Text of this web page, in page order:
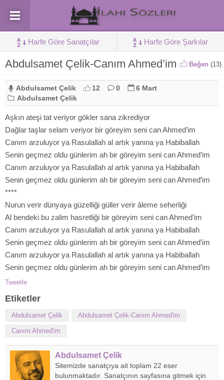
Harfe Göre Sanatçılar Harfe Göre Şarkılar
Abdulsamet Çelik-Canım Ahmed’im Beğen (13)
Abdulsamet Çelik 12 0
6 Mart
Abdulsamet Çelik
Aşkın ateşi tat veriyor gökler sana zikrediyor
Dağlar taşlar selam veriyor bir göreyim seni can Ahmed’im
Canım arzuluyor ya Rasulallah al artık yanına ya Habiballah
Senin geçmez oldu günlerim ah bir göreyim seni can Ahmed’im
Canım arzuluyor ya Rasulallah al artık yanına ya Habiballah
Senin geçmez oldu günlerim ah bir göreyim seni can Ahmed’im
****
Nurun verir dünyaya güzelliği güller verir âleme seherliği
Al bendeki bu zalim hasretliği bir göreyim seni can Ahmed’im
Canım arzuluyor ya Rasulallah al artık yanına ya Habiballah
Senin geçmez oldu günlerim ah bir göreyim seni can Ahmed’im
Canım arzuluyor ya Rasulallah al artık yanına ya Habiballah
Senin geçmez oldu günlerim ah bir göreyim seni can Ahmed’im
Tweetle
Etiketler
Abdulsamet Çelik Abdulsamet Çelik-Canım Ahmed'im
Canım Ahmed'im
Abdulsamet Çelik
Sitemizde sanatçıya ait toplam 22 eser
bulunmaktadır. Sanatçının sayfasına gitmek için